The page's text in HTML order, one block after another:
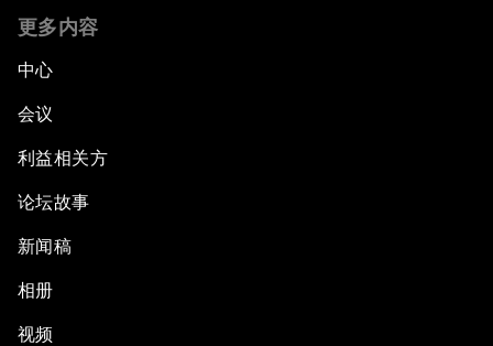
更多内容
中心
会议
利益相关方
论坛故事
新闻稿
相册
视频